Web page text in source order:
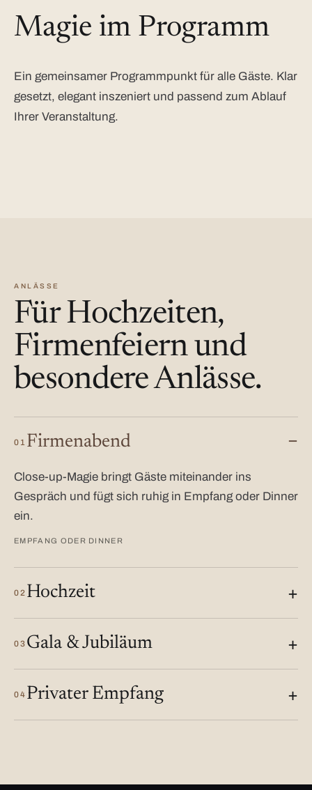
Magie im Programm
Ein gemeinsamer Programmpunkt für alle Gäste. Klar
gesetzt, elegant inszeniert und passend zum Ablauf
Ihrer Veranstaltung.
ANLÄSSE
Für Hochzeiten,
Firmenfeiern und
besondere Anlässe.
01 Firmenabend
Close-up-Magie bringt Gäste miteinander ins
Gespräch und fügt sich ruhig in Empfang oder Dinner
ein.
EMPFANG ODER DINNER
02 Hochzeit
03 Gala & Jubiläum
04 Privater Empfang